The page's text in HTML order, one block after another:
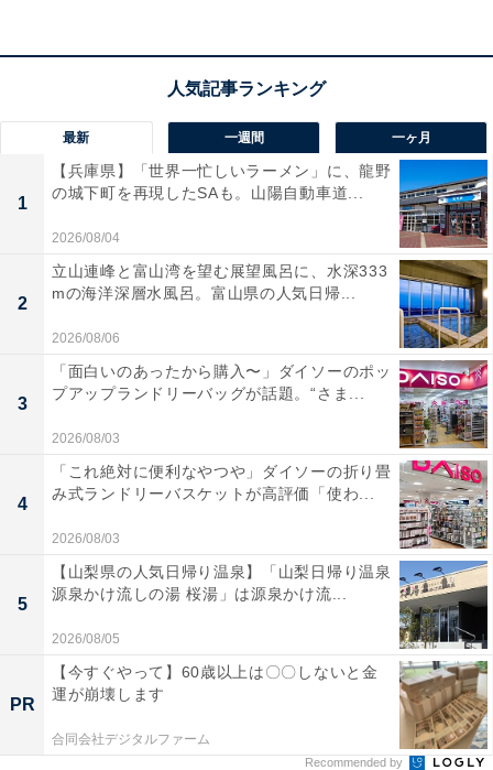
交通手段：
・関越道水上ICより車5分
・JR上越線水上駅より徒歩15分
・JR上毛高原駅及びJR水上駅と宿の間で送迎バスあり
料金
大人1名：1万3200円～
※料金は公式Webサイト参考価格 ​​​​​​
※プラン・部屋により価格は変動します
チェックイン・チェックアウト
チェックイン：15:00から
チェックアウト：10:00まで
※プランにより時間が異なる可能性があります
【群馬県の人気ホテル】「水上温泉 源泉湯の
宿 松乃井」は「生温泉」を源泉かけ流しで堪
能できる
最新 一週間 一ヶ月
1
【兵庫県】「世界一忙しいラーメン」に、龍野
の城下町を再現したSAも。山陽自動車道...
2026/08/04
2
立山連峰と富山湾を望む展望風呂に、水深333
mの海洋深層水風呂。富山県の人気日帰...
2026/08/06
3
「面白いのあったから購入〜」ダイソーのポッ
プアップランドリーバッグが話題。“さま...
2026/08/03
4
「これ絶対に便利なやつや」ダイソーの折り畳
み式ランドリーバスケットが高評価「使わ...
2026/08/03
5
【山梨県の人気日帰り温泉】「山梨日帰り温泉
源泉かけ流しの湯 桜湯」は源泉かけ流...
2026/08/05
PR
【今すぐやって】60歳以上は〇〇しないと金
運が崩壊します
合同会社デジタルファーム
Recommended by